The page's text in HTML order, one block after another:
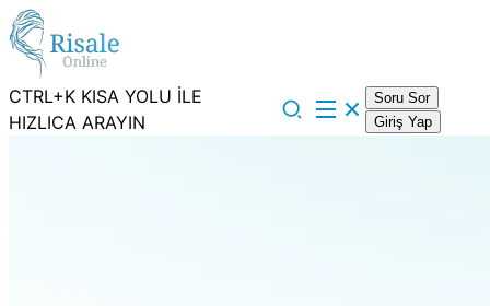
CTRL+K KISA YOLU İLE
HIZLICA ARAYIN
Soru Sor
Giriş Yap